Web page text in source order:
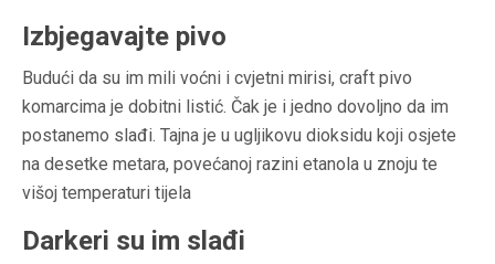
Izbjegavajte pivo
Budući da su im mili voćni i cvjetni mirisi, craft pivo
komarcima je dobitni listić. Čak je i jedno dovoljno da im
postanemo slađi. Tajna je u ugljikovu dioksidu koji osjete
na desetke metara, povećanoj razini etanola u znoju te
višoj temperaturi tijela
Darkeri su im slađi